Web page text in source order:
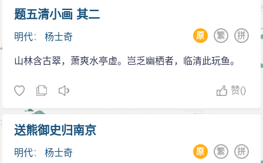
书张紞看到杨士奇的答卷后说：“这不是一个编经人的言
编纂馆职位。
明成祖即位后，改杨士奇为翰林院编修。不久，进
事，即使是至亲都不得听闻。他在明成祖前，举止恭
慎，善于对答，谈事有灼见。他人有过失，杨士奇都为
题五清小画 其二
明代：杨士奇 拼
繁
原
山林含古翠，萧爽水亭虚。岂乏幽栖者，临清此玩鱼。
赞()
送熊御史归南京
明代：杨士奇 拼
繁
原